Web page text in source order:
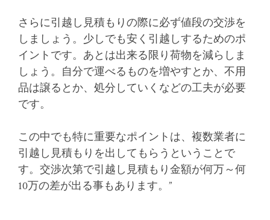
さらに引越し見積もりの際に必ず値段の交渉を
しましょう。少しでも安く引越しするためのポ
イントです。あとは出来る限り荷物を減らしま
しょう。自分で運べるものを増やすとか、不用
品は譲るとか、処分していくなどの工夫が必要
です。
この中でも特に重要なポイントは、複数業者に
引越し見積もりを出してもらうということで
す。交渉次第で引越し見積もり金額が何万～何
10万の差が出る事もあります。”